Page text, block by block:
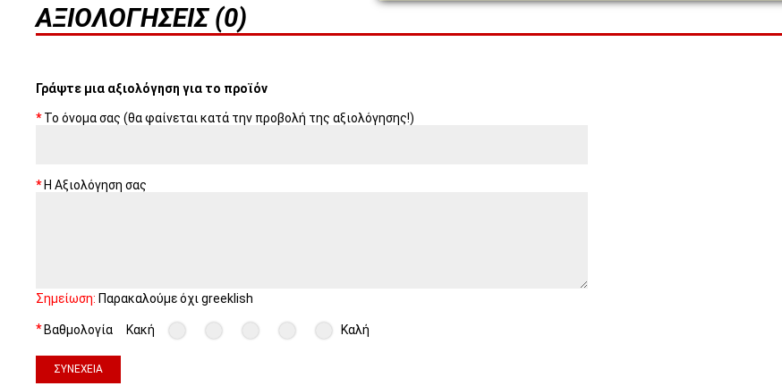
ΑΞΙΟΛΟΓΉΣΕΙΣ (0)
Γράψτε μια αξιολόγηση για το προϊόν
Το όνομα σας (θα φαίνεται κατά την προβολή της αξιολόγησης!)
Η Αξιολόγηση σας
Σημείωση: Παρακαλούμε όχι greeklish
Βαθμολογία Κακή Καλή
ΣΥΝΈΧΕΙΑ